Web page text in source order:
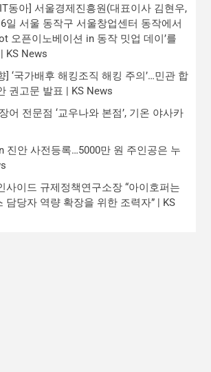
동아] 서울경제진흥원(대표이사 김현우,
일 서울 동작구 서울창업센터 동작에서
오픈이노베이션 in 동작 밋업 데이’를
KS News
] ‘국가배후 해킹조직 해킹 주의’…민관 합
권고문 발표 | KS News
어 전문점 ‘교우나와 본점’, 기온 야사카
진안 사전등록…5000만 원 주인공은 누
사이드 규제정책연구소장 “아이호퍼는
담당자 역량 확장을 위한 조력자” | KS